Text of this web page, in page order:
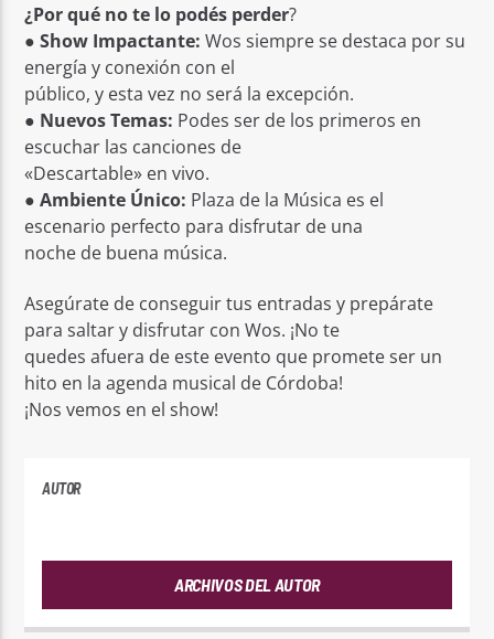
¿Por qué no te lo podés perder?
●Show Impactante: Wos siempre se destaca por su
energía y conexión con el
público, y esta vez no será la excepción.
● Nuevos Temas: Podes ser de los primeros en
escuchar las canciones de
«Descartable» en vivo.
●Ambiente Único: Plaza de la Música es el
escenario perfecto para disfrutar de una
noche de buena música.
Asegúrate de conseguir tus entradas y prepárate
para saltar y disfrutar con Wos. ¡No te
quedes afuera de este evento que promete ser un
hito en la agenda musical de Córdoba!
¡Nos vemos en el show!
AUTOR
ARCHIVOS DEL AUTOR